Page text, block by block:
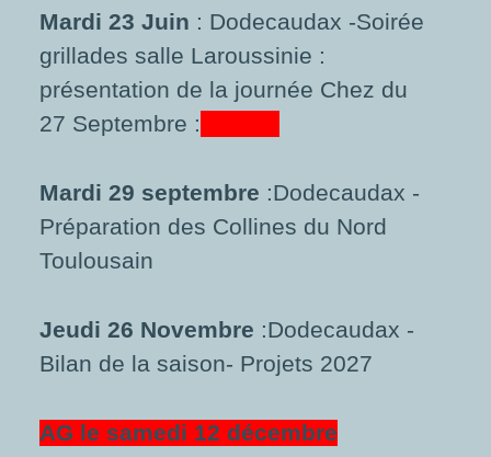
Mardi 23 Juin : Dodecaudax -Soirée
grillades salle Laroussinie :
présentation de la journée Chez du
27 Septembre :
Mardi 29 septembre :Dodecaudax -
Préparation des Collines du Nord
Toulousain
Jeudi 26 Novembre :Dodecaudax -
Bilan de la saison- Projets 2027
AG le samedi 12 décembre